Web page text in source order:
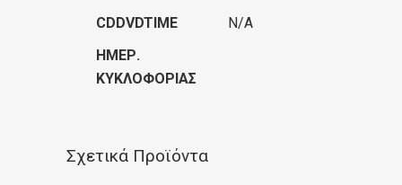
CDDVDTIME
N/A
ΗΜΕΡ.
ΚΥΚΛΟΦΟΡΊΑΣ
Σχετικά Προϊόντα